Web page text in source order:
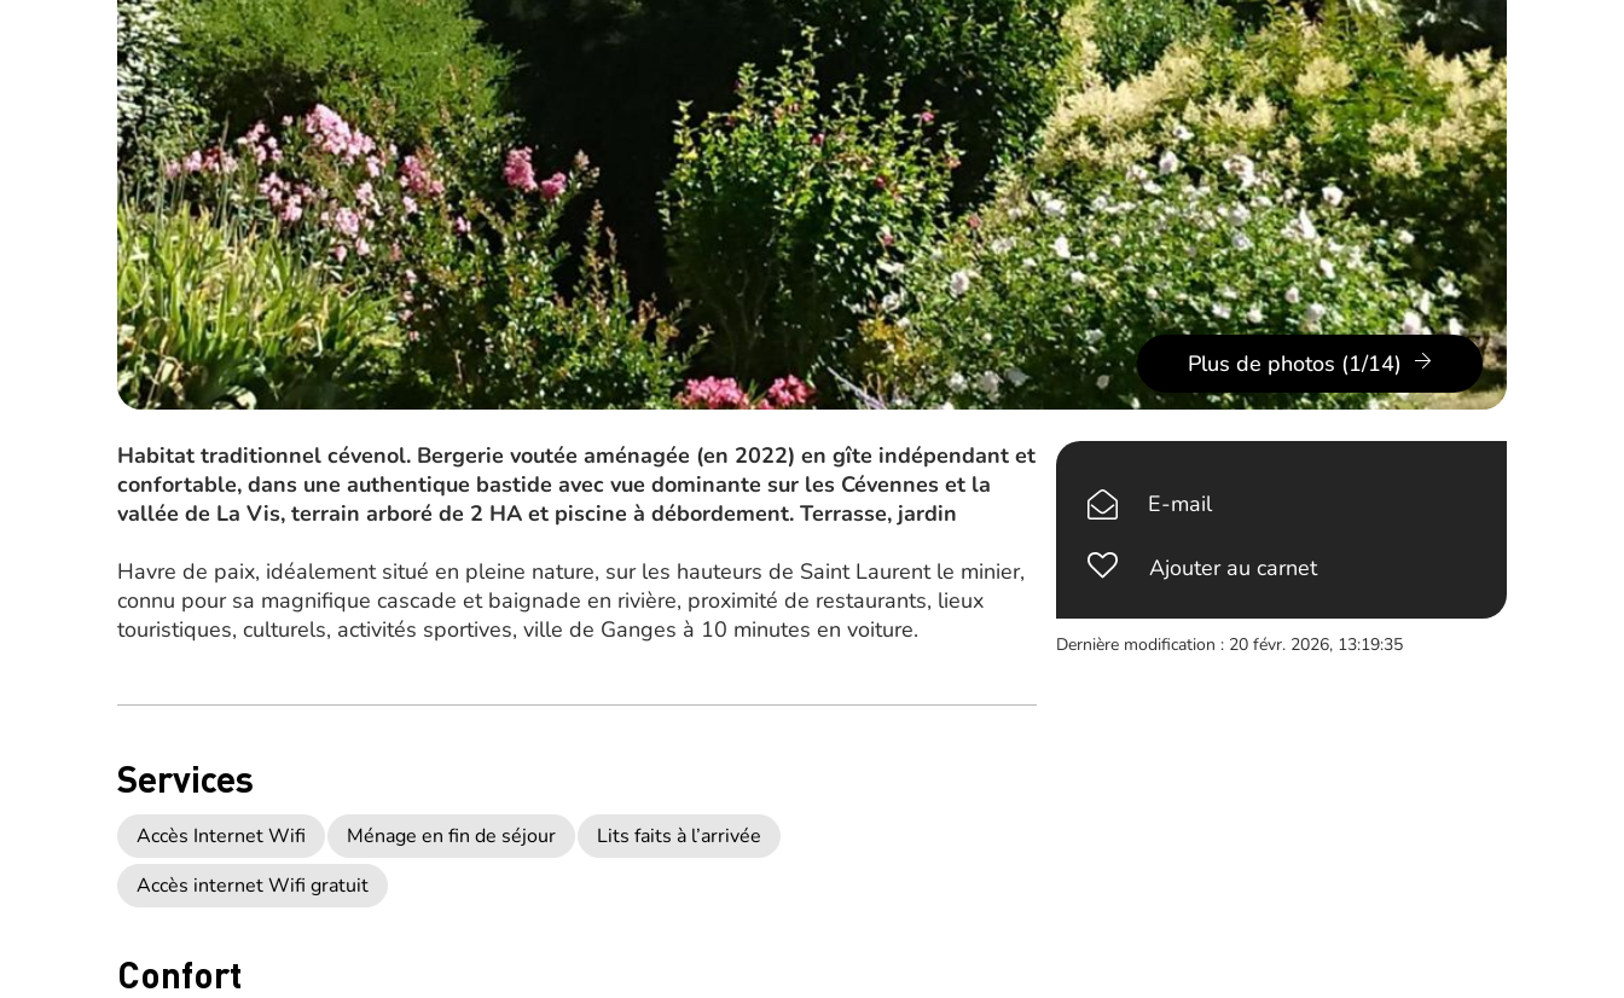
Plus de photos (1/14)
Habitat traditionnel cévenol. Bergerie voutée aménagée (en 2022) en gîte indépendant et
confortable, dans une authentique bastide avec vue dominante sur les Cévennes et la
vallée de La Vis, terrain arboré de 2 HA et piscine à débordement. Terrasse, jardin
Havre de paix, idéalement situé en pleine nature, sur les hauteurs de Saint Laurent le minier,
connu pour sa magnifique cascade et baignade en rivière, proximité de restaurants, lieux
touristiques, culturels, activités sportives, ville de Ganges à 10 minutes en voiture.
Services
Accès Internet Wifi Ménage en fin de séjour
Lits faits à l’arrivée
Accès internet Wifi gratuit
Confort
E-mail
Ajouter au carnet
Dernière modification : 20 févr. 2026, 13:19:35